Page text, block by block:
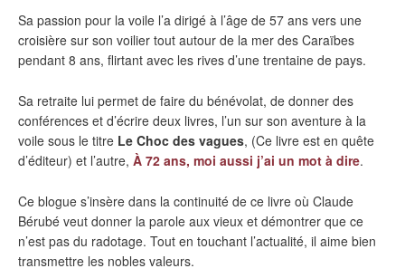
Sa passion pour la voile l’a dirigé à l’âge de 57 ans vers une
croisière sur son voilier tout autour de la mer des Caraïbes
pendant 8 ans, flirtant avec les rives d’une trentaine de pays.
Sa retraite lui permet de faire du bénévolat, de donner des
conférences et d’écrire deux livres, l’un sur son aventure à la
voile sous le titre Le Choc des vagues, (Ce livre est en quête
d’éditeur) et l’autre, À 72 ans, moi aussi j’ai un mot à dire.
Ce blogue s’insère dans la continuité de ce livre où Claude
Bérubé veut donner la parole aux vieux et démontrer que ce
n’est pas du radotage. Tout en touchant l’actualité, il aime bien
transmettre les nobles valeurs.